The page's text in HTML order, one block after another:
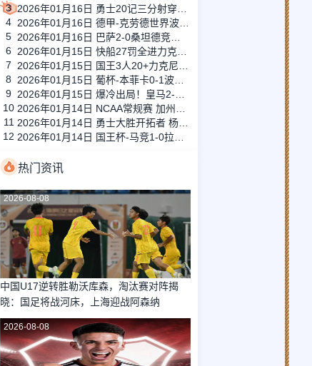
3
4
5
6
7
8
9
10
11
12
热门资讯
2026-08-08
中国U17逆转胜勒沃库森，淘汰赛对阵揭
晓：国足将战河床，上海迎战阿森纳
2026-08-08